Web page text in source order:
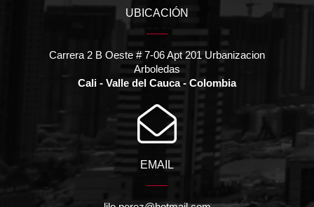
UBICACIÓN
Carrera 2 B Oeste # 7-06 Apt 201 Urbanizacion
Arboledas
Cali - Valle del Cauca - Colombia
EMAIL